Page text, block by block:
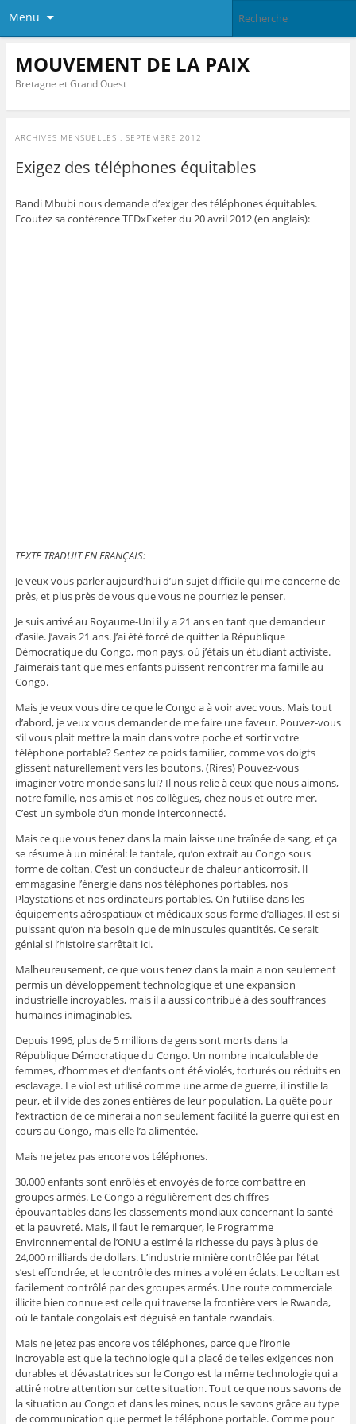
Menu
MOUVEMENT DE LA PAIX
Bretagne et Grand Ouest
ARCHIVES MENSUELLES : SEPTEMBRE 2012
Exigez des téléphones équitables
Bandi Mbubi nous demande d’exiger des téléphones équitables.
Ecoutez sa conférence TEDxExeter du 20 avril 2012 (en anglais):
TEXTE TRADUIT EN FRANÇAIS:
Je veux vous parler aujourd’hui d’un sujet difficile qui me concerne de
près, et plus près de vous que vous ne pourriez le penser.
Je suis arrivé au Royaume-Uni il y a 21 ans en tant que demandeur
d’asile. J’avais 21 ans. J’ai été forcé de quitter la République
Démocratique du Congo, mon pays, où j’étais un étudiant activiste.
J’aimerais tant que mes enfants puissent rencontrer ma famille au
Congo.
Mais je veux vous dire ce que le Congo a à voir avec vous. Mais tout
d’abord, je veux vous demander de me faire une faveur. Pouvez-vous
s’il vous plait mettre la main dans votre poche et sortir votre
téléphone portable? Sentez ce poids familier, comme vos doigts
glissent naturellement vers les boutons. (Rires) Pouvez-vous
imaginer votre monde sans lui? Il nous relie à ceux que nous aimons,
notre famille, nos amis et nos collègues, chez nous et outre-mer.
C’est un symbole d’un monde interconnecté.
Mais ce que vous tenez dans la main laisse une traînée de sang, et ça
se résume à un minéral: le tantale, qu’on extrait au Congo sous
forme de coltan. C’est un conducteur de chaleur anticorrosif. Il
emmagasine l’énergie dans nos téléphones portables, nos
Playstations et nos ordinateurs portables. On l’utilise dans les
équipements aérospatiaux et médicaux sous forme d’alliages. Il est si
puissant qu’on n’a besoin que de minuscules quantités. Ce serait
génial si l’histoire s’arrêtait ici.
Malheureusement, ce que vous tenez dans la main a non seulement
permis un développement technologique et une expansion
industrielle incroyables, mais il a aussi contribué à des souffrances
humaines inimaginables.
Depuis 1996, plus de 5 millions de gens sont morts dans la
République Démocratique du Congo. Un nombre incalculable de
femmes, d’hommes et d’enfants ont été violés, torturés ou réduits en
esclavage. Le viol est utilisé comme une arme de guerre, il instille la
peur, et il vide des zones entières de leur population. La quête pour
l’extraction de ce minerai a non seulement facilité la guerre qui est en
cours au Congo, mais elle l’a alimentée.
Mais ne jetez pas encore vos téléphones.
30,000 enfants sont enrôlés et envoyés de force combattre en
groupes armés. Le Congo a régulièrement des chiffres
épouvantables dans les classements mondiaux concernant la santé
et la pauvreté. Mais, il faut le remarquer, le Programme
Environnemental de l’ONU a estimé la richesse du pays à plus de
24,000 milliards de dollars. L’industrie minière contrôlée par l’état
s’est effondrée, et le contrôle des mines a volé en éclats. Le coltan est
facilement contrôlé par des groupes armés. Une route commerciale
illicite bien connue est celle qui traverse la frontière vers le Rwanda,
où le tantale congolais est déguisé en tantale rwandais.
Mais ne jetez pas encore vos téléphones, parce que l’ironie
incroyable est que la technologie qui a placé de telles exigences non
durables et dévastatrices sur le Congo est la même technologie qui a
attiré notre attention sur cette situation. Tout ce que nous savons de
la situation au Congo et dans les mines, nous le savons grâce au type
de communication que permet le téléphone portable. Comme pour